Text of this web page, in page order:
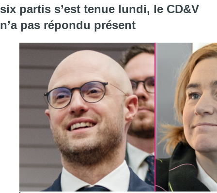
six partis s’est tenue lundi, le CD&V
n’a pas répondu présent